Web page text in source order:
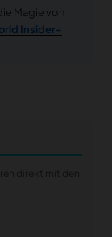
Magie von
Insider-